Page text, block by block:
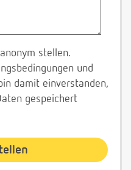
stellen.
und
damit einverstanden,
gespeichert